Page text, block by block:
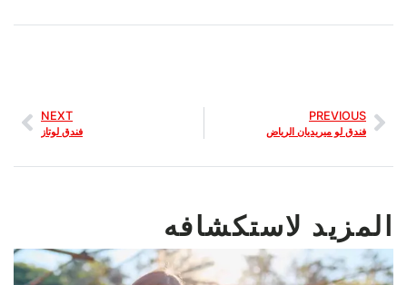
PREVIOUS
فندق لو ميريديان الرياض
NEXT
فندق لوتاز
المزيد لاستكشافه